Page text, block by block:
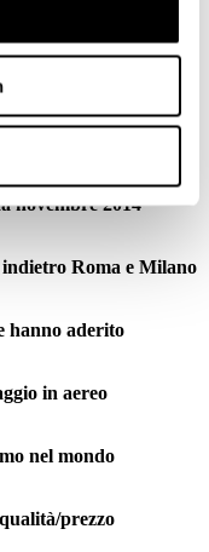
in stallo senza gli
novembre 2014
Roma e Milano
hanno aderito
in aereo
nel mondo
prezzo